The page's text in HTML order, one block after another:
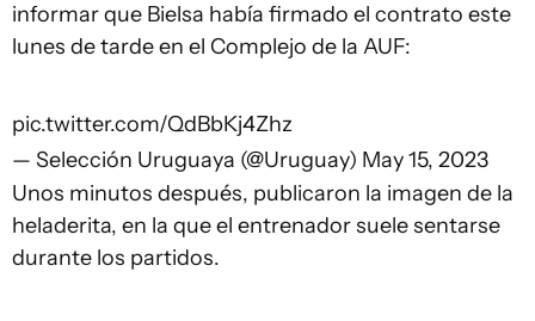
informar que Bielsa había firmado el contrato este
lunes de tarde en el Complejo de la AUF:
pic.twitter.com/QdBbKj4Zhz
— Selección Uruguaya (@Uruguay) May 15, 2023
Unos minutos después, publicaron la imagen de la
heladerita, en la que el entrenador suele sentarse
durante los partidos.